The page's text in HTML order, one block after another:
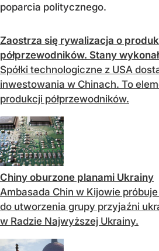
poparcia politycznego.
Zaostrza się rywalizacja o
półprzewodników. Stany
Spółki technologiczne z USA
inwestowania w Chinach. To
produkcji półprzewodników.
Chiny oburzone planami Ukrainy
Ambasada Chin w Kijowie
do utworzenia grupy przyjaźni
w Radzie Najwyższej Ukrainy.